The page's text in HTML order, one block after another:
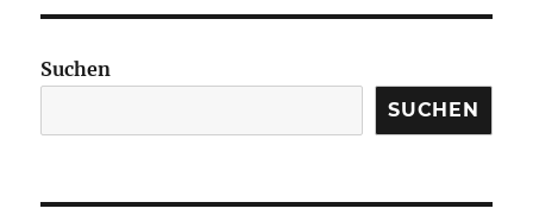
Suchen
SUCHEN